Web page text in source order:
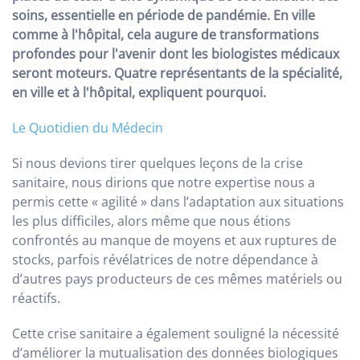
soins, essentielle en période de pandémie. En ville
comme à l'hôpital, cela augure de transformations
profondes pour l'avenir dont les biologistes médicaux
seront moteurs. Quatre représentants de la spécialité,
en ville et à l'hôpital, expliquent pourquoi.
Le Quotidien du Médecin
Si nous devions tirer quelques leçons de la crise
sanitaire, nous dirions que notre expertise nous a
permis cette « agilité » dans l’adaptation aux situations
les plus difficiles, alors même que nous étions
confrontés au manque de moyens et aux ruptures de
stocks, parfois révélatrices de notre dépendance à
d’autres pays producteurs de ces mêmes matériels ou
réactifs.
Cette crise sanitaire a également souligné la nécessité
d’améliorer la mutualisation des données biologiques